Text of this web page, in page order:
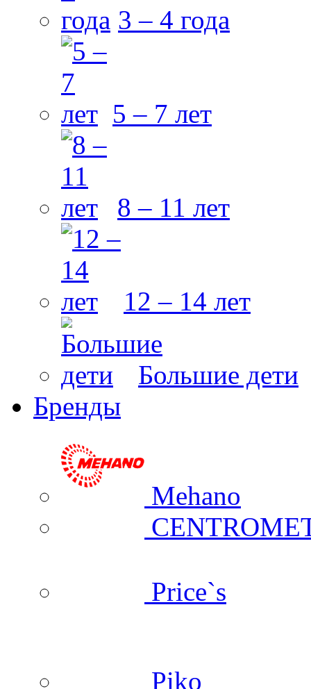
3 – 4 года
5 – 7 лет
8 – 11 лет
12 – 14 лет
Большие дети
Бренды
Mehano
Price`s
Piko